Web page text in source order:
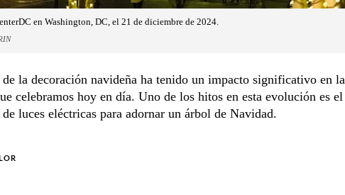
en Washington, DC, el 21 de diciembre de 2024.
la decoración navideña ha tenido un impacto significativo en la
celebramos hoy en día. Uno de los hitos en esta evolución es el
luces eléctricas para adornar un árbol de Navidad.